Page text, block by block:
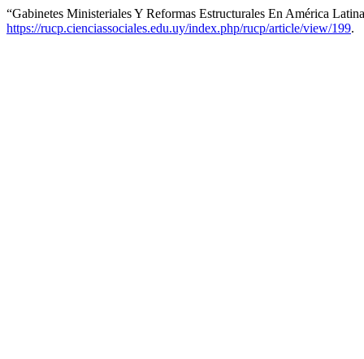
“Gabinetes Ministeriales Y Reformas Estructurales En América
https://rucp.cienciassociales.edu.uy/index.php/rucp/article/view/199.